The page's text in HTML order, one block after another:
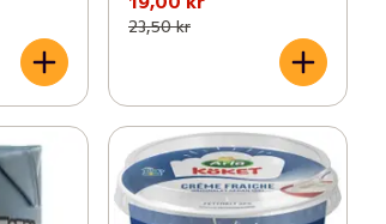
23,50 kr